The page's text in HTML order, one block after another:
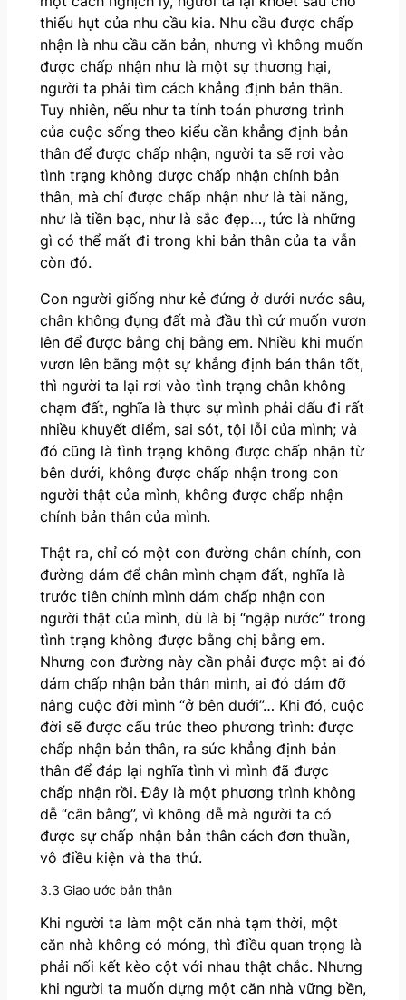
thiếu hụt của nhu cầu kia. Nhu cầu được chấp
nhận là nhu cầu căn bản, nhưng vì không muốn
được chấp nhận như là một sự thương hại,
người ta phải tìm cách khẳng định bản thân.
Tuy nhiên, nếu như ta tính toán phương trình
của cuộc sống theo kiểu cần khẳng định bản
thân để được chấp nhận, người ta sẽ rơi vào
tình trạng không được chấp nhận chính bản
thân, mà chỉ được chấp nhận như là tài năng,
như là tiền bạc, như là sắc đẹp…, tức là những
gì có thể mất đi trong khi bản thân của ta vẫn
còn đó.
Con người giống như kẻ đứng ở dưới nước sâu,
chân không đụng đất mà đầu thì cứ muốn vươn
lên để được bằng chị bằng em. Nhiều khi muốn
vươn lên bằng một sự khẳng định bản thân tốt,
thì người ta lại rơi vào tình trạng chân không
chạm đất, nghĩa là thực sự mình phải dấu đi rất
nhiều khuyết điểm, sai sót, tội lỗi của mình; và
đó cũng là tình trạng không được chấp nhận từ
bên dưới, không được chấp nhận trong con
người thật của mình, không được chấp nhận
chính bản thân của mình.
Thật ra, chỉ có một con đường chân chính, con
đường dám để chân mình chạm đất, nghĩa là
trước tiên chính mình dám chấp nhận con
người thật của mình, dù là bị “ngập nước” trong
tình trạng không được bằng chị bằng em.
Nhưng con đường này cần phải được một ai đó
dám chấp nhận bản thân mình, ai đó dám đỡ
nâng cuộc đời mình “ở bên dưới”… Khi đó, cuộc
đời sẽ được cấu trúc theo phương trình: được
chấp nhận bản thân, ra sức khẳng định bản
thân để đáp lại nghĩa tình vì mình đã được
chấp nhận rồi. Đây là một phương trình không
dễ “cân bằng”, vì không dễ mà người ta có
được sự chấp nhận bản thân cách đơn thuần,
vô điều kiện và tha thứ.
3.3 Giao ước bản thân
Khi người ta làm một căn nhà tạm thời, một
căn nhà không có móng, thì điều quan trọng là
phải nối kết kèo cột với nhau thật chắc. Nhưng
khi người ta muốn dựng một căn nhà vững bền,